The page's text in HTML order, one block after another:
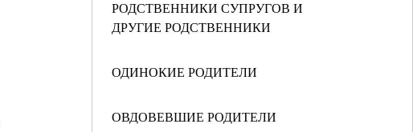
РОДСТВЕННИКИ СУПРУГОВ И
ДРУГИЕ РОДСТВЕННИКИ
ОДИНОКИЕ РОДИТЕЛИ
ОВДОВЕВШИЕ РОДИТЕЛИ